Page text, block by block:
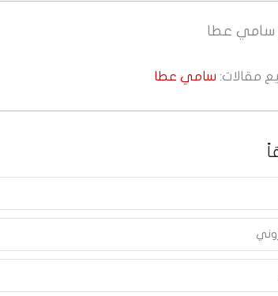
سامي عطا
مقالات: سامي عطا